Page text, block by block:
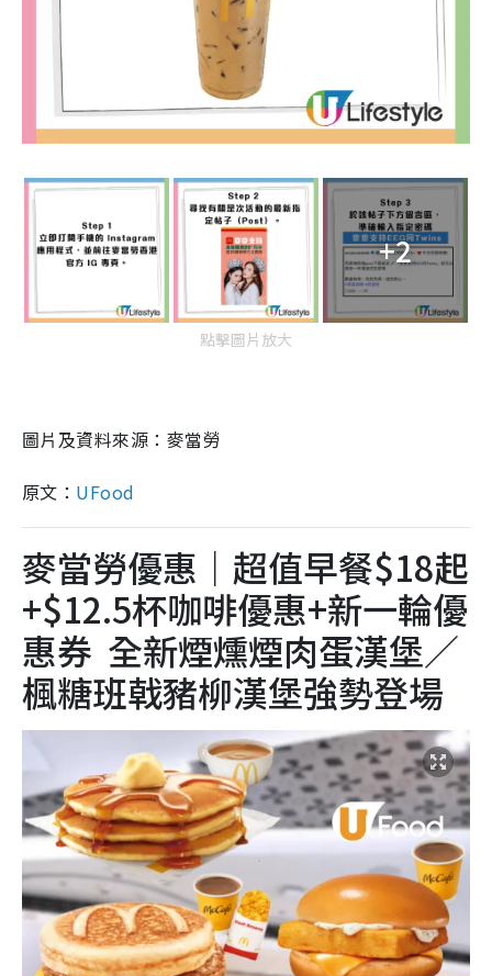
+2
點擊圖片放大
圖片及資料來源：麥當勞
原文： UFood
麥當勞優惠｜超值早餐$18起
+$12.5杯咖啡優惠+新一輪優
惠券 全新煙燻煙肉蛋漢堡／
楓糖班戟豬柳漢堡強勢登場